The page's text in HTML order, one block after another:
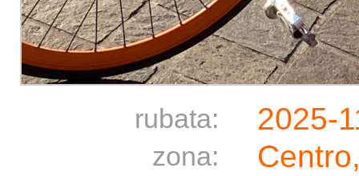
rubata: 2025-
zona: